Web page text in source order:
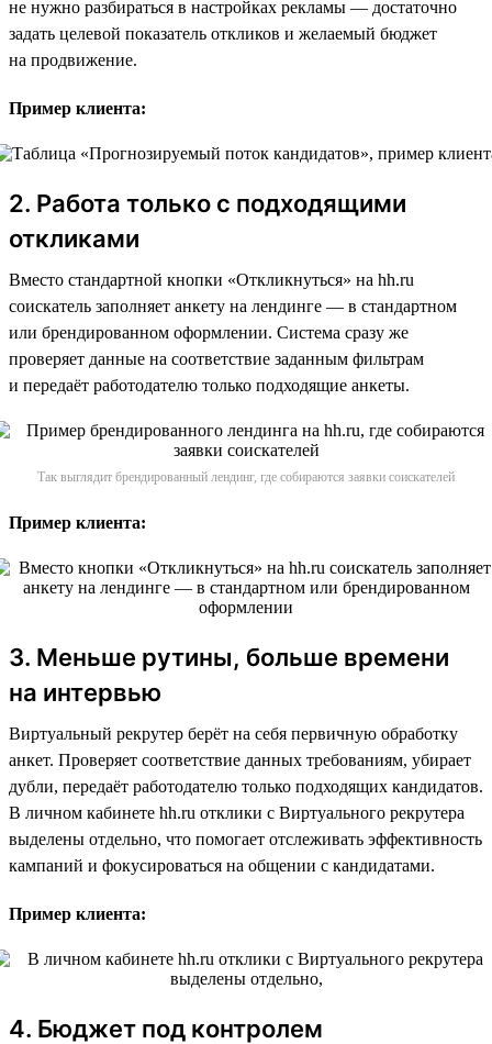
не нужно разбираться в настройках рекламы — достаточно
задать целевой показатель откликов и желаемый бюджет
на продвижение.
Пример клиента:
2. Работа только с подходящими
откликами
Вместо стандартной кнопки «Откликнуться» на hh.ru
соискатель заполняет анкету на лендинге — в стандартном
или брендированном оформлении. Система сразу же
проверяет данные на соответствие заданным фильтрам
и передаёт работодателю только подходящие анкеты.
Так выглядит брендированный лендинг, где собираются заявки соискателей
Пример клиента:
3. Меньше рутины, больше времени
на интервью
Виртуальный рекрутер берёт на себя первичную обработку
анкет. Проверяет соответствие данных требованиям, убирает
дубли, передаёт работодателю только подходящих кандидатов.
В личном кабинете hh.ru отклики с Виртуального рекрутера
выделены отдельно, что помогает отслеживать эффективность
кампаний и фокусироваться на общении с кандидатами.
Пример клиента:
4. Бюджет под контролем